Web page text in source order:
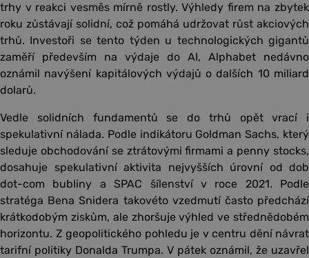
trhy v reakci vesměs mírně rostly. Výhledy firem na zbytek
roku zůstávají solidní, což pomáhá udržovat růst akciových
trhů. Investoři se tento týden u technologických gigantů
zaměří především na výdaje do AI, Alphabet nedávno
oznámil navýšení kapitálových výdajů o dalších 10 miliard
dolarů.
Vedle solidních fundamentů se do trhů opět vrací i
spekulativní nálada. Podle indikátoru Goldman Sachs, který
sleduje obchodování se ztrátovými firmami a penny stocks,
dosahuje spekulativní aktivita nejvyšších úrovní od dob
dot-com bubliny a SPAC šílenství v roce 2021. Podle
stratéga Bena Snidera takovéto vzedmutí často předchází
krátkodobým ziskům, ale zhoršuje výhled ve střednědobém
horizontu. Z geopolitického pohledu je v centru dění návrat
tarifní politiky Donalda Trumpa. V pátek oznámil, že uzavřel